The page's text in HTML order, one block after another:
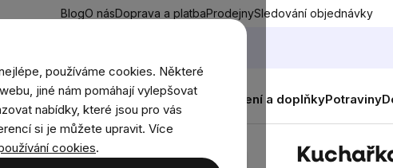
používáme cookies. Některé
jiné nám pomáhají vylepšovat
nabídky, které jsou pro vás
si je můžete upravit. Více
cookies.
BlogO násDoprava a platbaProdejnySledování objednávky
a výživaNovinkyMužiŽenyDěti Oblečení a doplňkyPotraviny
autoimunitní řešení – Amy Myers, M.D.